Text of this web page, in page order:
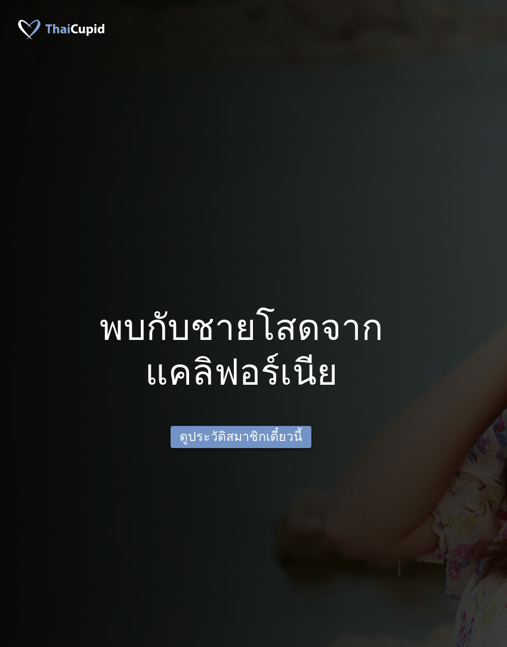
พบกับชายโสดจาก
แคลิฟอร์เนีย
ดูประวัติสมาชิกเดี๋ยวนี้